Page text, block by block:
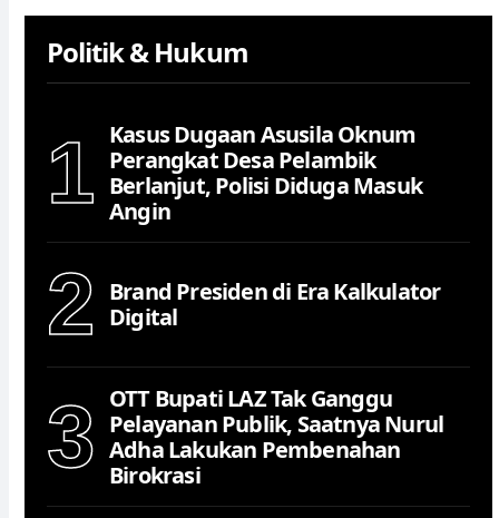
Politik & Hukum
1
Kasus Dugaan Asusila Oknum
Perangkat Desa Pelambik
Berlanjut, Polisi Diduga Masuk
Angin
2
Brand Presiden di Era Kalkulator
Digital
3
OTT Bupati LAZ Tak Ganggu
Pelayanan Publik, Saatnya Nurul
Adha Lakukan Pembenahan
Birokrasi